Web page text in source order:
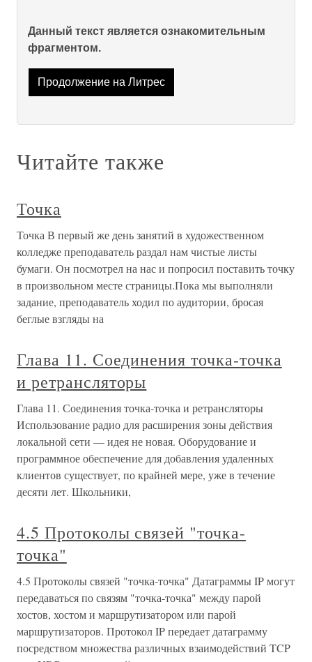
Данный текст является ознакомительным
фрагментом.
Продолжение на Литрес
Читайте также
Точка
Точка В первый же день занятий в художественном
колледже преподаватель раздал нам чистые листы
бумаги. Он посмотрел на нас и попросил поставить точку
в произвольном месте страницы.Пока мы выполняли
задание, преподаватель ходил по аудитории, бросая
беглые взгляды на
Глава 11. Соединения точка-точка
и ретрансляторы
Глава 11. Соединения точка-точка и ретрансляторы
Использование радио для расширения зоны действия
локальной сети — идея не новая. Оборудование и
программное обеспечение для добавления удаленных
клиентов существует, по крайней мере, уже в течение
десяти лет. Школьники,
4.5 Протоколы связей "точка-
точка"
4.5 Протоколы связей "точка-точка" Датаграммы IP могут
передаваться по связям "точка-точка" между парой
хостов, хостом и маршрутизатором или парой
маршрутизаторов. Протокол IP передает датаграмму
посредством множества различных взаимодействий TCP